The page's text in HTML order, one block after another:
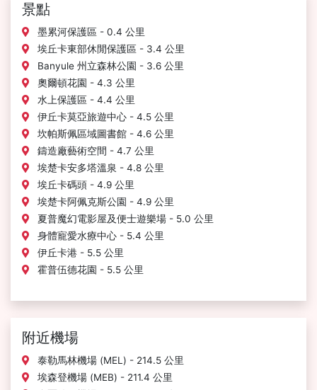
景點
墨累河保護區 - 0.4 公里
埃丘卡東部休閒保護區 - 3.4 公里
Banyule 州立森林公園 - 3.6 公里
奧爾頓花園 - 4.3 公里
水上保護區 - 4.4 公里
伊丘卡莫亞旅遊中心 - 4.5 公里
坎帕斯佩區域圖書館 - 4.6 公里
鑄造廠藝術空間 - 4.7 公里
埃楚卡安多塔溫泉 - 4.8 公里
埃丘卡碼頭 - 4.9 公里
埃楚卡阿佩克斯公園 - 4.9 公里
夏普魔幻電影屋及便士遊樂場 - 5.0 公里
身體寵愛水療中心 - 5.4 公里
伊丘卡港 - 5.5 公里
霍普伍德花園 - 5.5 公里
附近機場
泰勒馬林機場 (MEL) - 214.5 公里
埃森登機場 (MEB) - 211.4 公里